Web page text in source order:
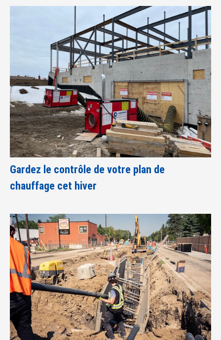
Gardez le contrôle de votre plan de
chauffage cet hiver